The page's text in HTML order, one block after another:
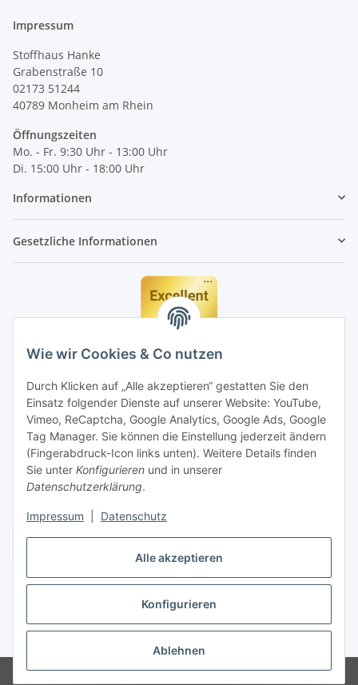
Alle akzeptieren
Konfigurieren
Ablehnen
Wie wir Cookies & Co nutzen
Durch Klicken auf „Alle akzeptieren“ gestatten Sie den
Einsatz folgender Dienste auf unserer Website: YouTube,
Vimeo, ReCaptcha, Google Analytics, Google Ads, Google
Tag Manager. Sie können die Einstellung jederzeit ändern
(Fingerabdruck-Icon links unten). Weitere Details finden
Sie unter Konfigurieren und in unserer
Datenschutzerklärung.
Impressum Datenschutz
Impressum
Stoffhaus Hanke
Grabenstraße 10
02173 51244
40789 Monheim am Rhein
Öffnungszeiten
Mo. - Fr. 9:30 Uhr - 13:00 Uhr
Di. 15:00 Uhr - 18:00 Uhr
Informationen
Gesetzliche Informationen
* Alle Preise inkl. gesetzlicher MwSt., zzgl.